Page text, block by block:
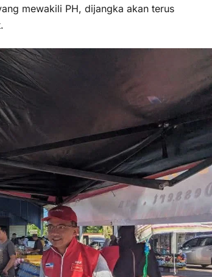
mewakili PH, dijangka akan terus